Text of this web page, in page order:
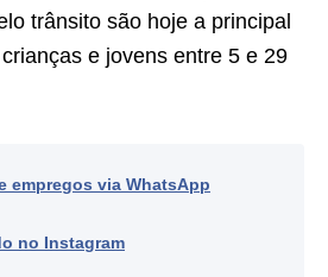
trânsito são hoje a principal
e jovens entre 5 e 29
empregos via WhatsApp
no Instagram